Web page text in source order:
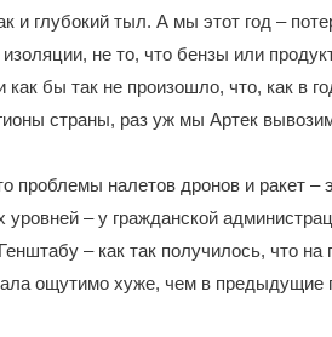
и глубокий тыл. А мы этот год –
не то, что бензы или
как бы так не произошло, что, как в
страны, раз уж мы Артек
налетов дронов и ракет –
– у гражданской
– как так получилось, что
ощутимо хуже, чем в предыдущие